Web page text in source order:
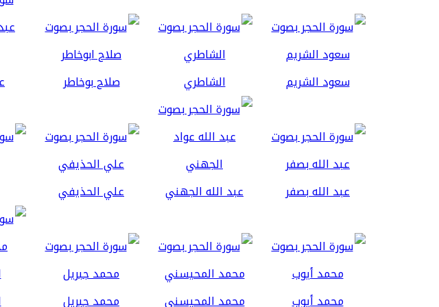
سعود الشريم الشاطري صلاح بوخاطر
عبد الله بصفر عبد الله الجهني علي الحذيفي
محمد أيوب محمد المحيسني محمد جبريل